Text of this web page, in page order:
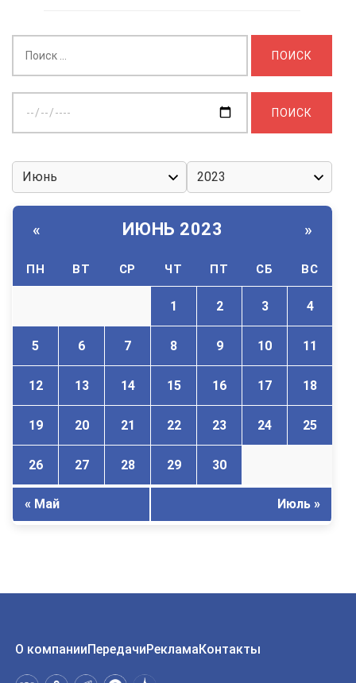
дату:
« ИЮНЬ 2023 »
ПН ВТ СР ЧТ ПТ СБ ВС
1 2 3 4
5 6 7 8 9 10 11
12 13 14 15 16 17 18
19 20 21 22 23 24 25
26 27 28 29 30
« Май Июль »
О компанииПередачиРекламаКонтакты